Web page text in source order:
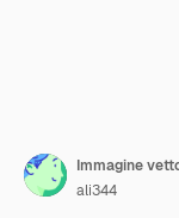
ali344